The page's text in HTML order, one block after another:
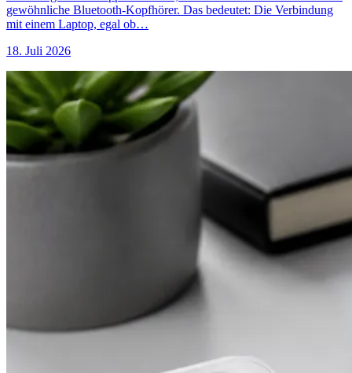
gewöhnliche Bluetooth-Kopfhörer. Das bedeutet: Die Verbindung
mit einem Laptop, egal ob…
18. Juli 2026